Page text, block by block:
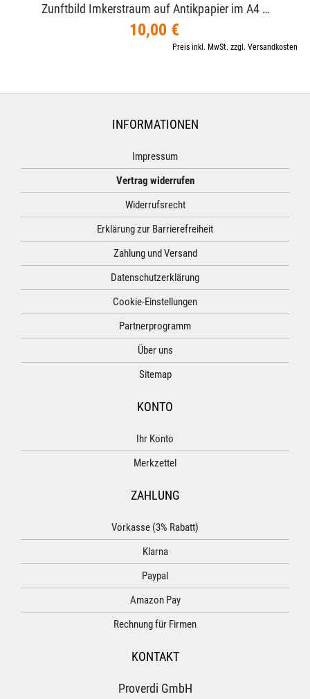
Zunftbild Imkerstraum auf Antikpapier im A4 …
10,00 €
Preis inkl. MwSt. zzgl. Versandkosten
INFORMATIONEN
Impressum
Vertrag widerrufen
Widerrufsrecht
Erklärung zur Barrierefreiheit
Zahlung und Versand
Datenschutzerklärung
Cookie-Einstellungen
Partnerprogramm
Über uns
Sitemap
KONTO
Ihr Konto
Merkzettel
ZAHLUNG
Vorkasse (3% Rabatt)
Klarna
Paypal
Amazon Pay
Rechnung für Firmen
KONTAKT
Proverdi GmbH